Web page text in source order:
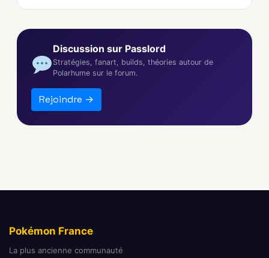
Discussion sur Passlord
Stratégies, fanart, builds, théories autour de
Polarhume sur le forum.
Rejoindre →
Pokémon France
La plus ancienne communauté